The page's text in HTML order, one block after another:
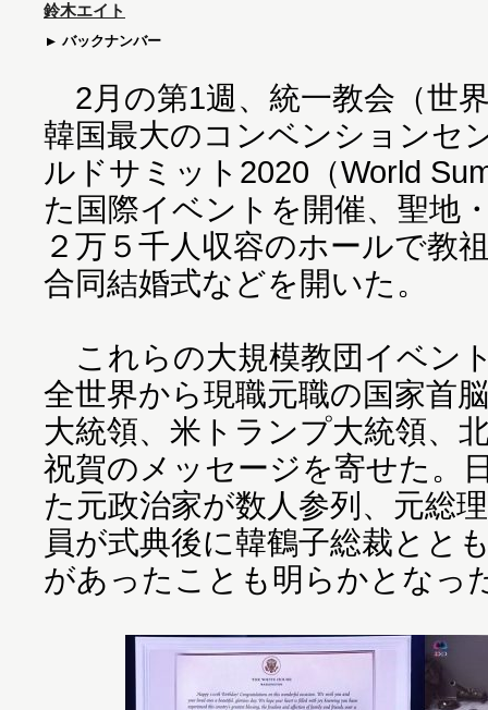
鈴木エイト
バックナンバー
2月の第1週、統一教会（世
韓国最大のコンベンションセ
ルドサミット2020（World
た国際イベントを開催、聖地
２万５千人収容のホールで教
合同結婚式などを開いた。
これらの大規模教団イベン
全世界から現職元職の国家首
大統領、米トランプ大統領、
祝賀のメッセージを寄せた。
た元政治家が数人参列、元総
員が式典後に韓鶴子総裁とと
があったことも明らかとなっ